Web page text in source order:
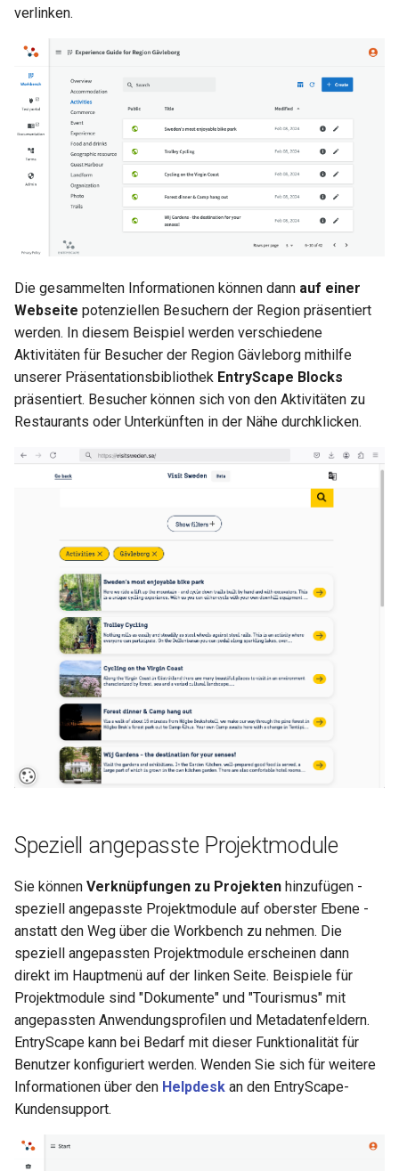
verlinken.
Die gesammelten Informationen können dann auf einer
Webseite potenziellen Besuchern der Region präsentiert
werden. In diesem Beispiel werden verschiedene
Aktivitäten für Besucher der Region Gävleborg mithilfe
unserer Präsentationsbibliothek EntryScape Blocks
präsentiert. Besucher können sich von den Aktivitäten zu
Restaurants oder Unterkünften in der Nähe durchklicken.
Speziell angepasste Projektmodule
Sie können Verknüpfungen zu Projekten hinzufügen -
speziell angepasste Projektmodule auf oberster Ebene -
anstatt den Weg über die Workbench zu nehmen. Die
speziell angepassten Projektmodule erscheinen dann
direkt im Hauptmenü auf der linken Seite. Beispiele für
Projektmodule sind "Dokumente" und "Tourismus" mit
angepassten Anwendungsprofilen und Metadatenfeldern.
EntryScape kann bei Bedarf mit dieser Funktionalität für
Benutzer konfiguriert werden. Wenden Sie sich für weitere
Informationen über den Helpdesk an den EntryScape-
Kundensupport.